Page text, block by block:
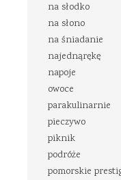
na słodko
na słono
na śniadanie
najednąrękę
napoje
owoce
parakulinarnie
pieczywo
piknik
podróże
pomorskie